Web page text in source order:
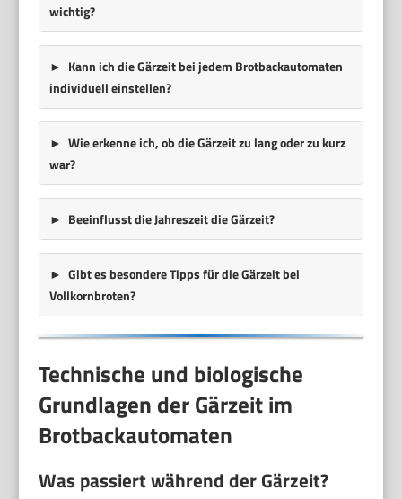
wichtig?
Kann ich die Gärzeit bei jedem Brotbackautomaten
individuell einstellen?
Wie erkenne ich, ob die Gärzeit zu lang oder zu kurz
war?
Beeinflusst die Jahreszeit die Gärzeit?
Gibt es besondere Tipps für die Gärzeit bei
Vollkornbroten?
Technische und biologische
Grundlagen der Gärzeit im
Brotbackautomaten
Was passiert während der Gärzeit?